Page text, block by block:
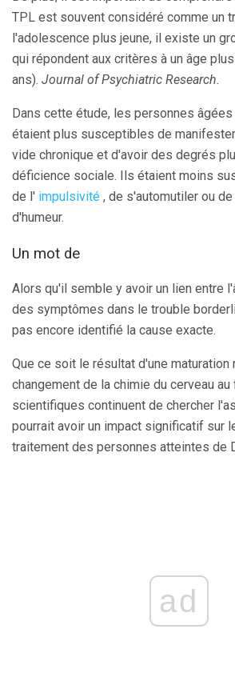
TPL est souvent considéré comme un
l'adolescence plus jeune, il existe un
qui répondent aux critères à un âge
ans). Journal of Psychiatric Research.
Dans cette étude, les personnes
étaient plus susceptibles de
vide chronique et d'avoir des degrés
déficience sociale. Ils étaient moins
de l' impulsivité , de s'automutiler ou
d'humeur.
Un mot de
Alors qu'il semble y avoir un lien entre
des symptômes dans le trouble
pas encore identifié la cause exacte.
Que ce soit le résultat d'une maturation
changement de la chimie du cerveau
scientifiques continuent de chercher
pourrait avoir un impact significatif sur
traitement des personnes atteintes de
ad